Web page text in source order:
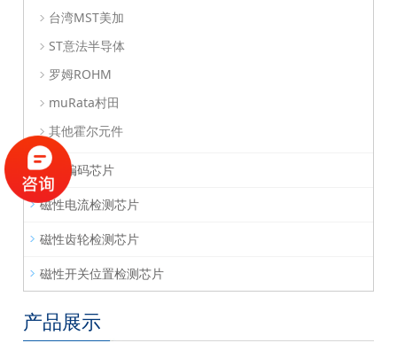
台湾MST美加
ST意法半导体
罗姆ROHM
muRata村田
其他霍尔元件
磁性编码芯片
磁性电流检测芯片
磁性齿轮检测芯片
磁性开关位置检测芯片
产品展示